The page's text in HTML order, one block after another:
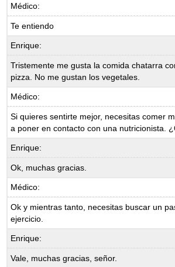
Médico:
Te entiendo
Enrique:
Tristemente me gusta la comida chatarra
pizza. No me gustan los vegetales.
Médico:
Si quieres sentirte mejor, necesitas comer
a poner en contacto con una nutricionista.
Enrique:
Ok, muchas gracias.
Médico:
Ok y mientras tanto, necesitas buscar un
ejercicio.
Enrique:
Vale, muchas gracias, señor.